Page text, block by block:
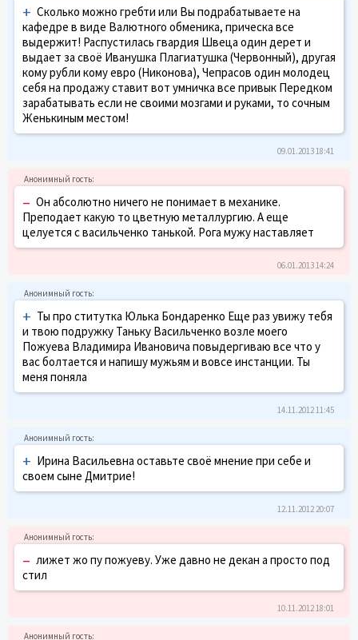
+ Сколько можно гребти или Вы подрабатываете на
кафедре в виде Валютного обменика, прическа все
выдержит! Распустилась гвардия Швеца один дерет и
выдает за своё Иванушка Плагиатушка (Червонный), другая
кому рубли кому евро (Никонова), Чепрасов один молодец
себя на продажу ставит вот умничка все привык Передком
зарабатывать если не своими мозгами и руками, то сочным
Женькиным местом!
09.01.2013 18:41
– Он абсолютно ничего не понимает в механике.
Преподает какую то цветную металлургию. А еще
целуется с васильченко танькой. Рога мужу наставляет
06.01.2013 14:24
+ Ты про ститутка Юлька Бондаренко Еще раз увижу тебя
и твою подружку Таньку Васильченко возле моего
Пожуева Владимира Ивановича повыдергиваю все что у
вас болтается и напишу мужьям и вовсе инстанции. Ты
меня поняла
14.11.2012 11:45
+ Ирина Васильевна оставьте своё мнение при себе и
своем сыне Дмитрие!
12.11.2012 20:07
– лижет жо пу пожуеву. Уже давно не декан а просто под
стил
10.11.2012 18:01